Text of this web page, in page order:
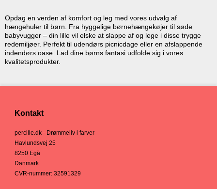
Opdag en verden af komfort og leg med vores udvalg af
hængehuler til børn. Fra hyggelige børnehængekøjer til søde
babyvugger – din lille vil elske at slappe af og lege i disse trygge
redemiljøer. Perfekt til udendørs picnicdage eller en afslappende
indendørs oase. Lad dine børns fantasi udfolde sig i vores
kvalitetsprodukter.
Kontakt
percille.dk - Drømmeliv i farver
Havlundsvej 25
8250 Egå
Danmark
CVR-nummer: 32591329